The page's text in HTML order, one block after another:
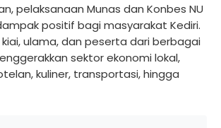
pelaksanaan Munas dan Konbes NU
positif bagi masyarakat Kediri.
ulama, dan peserta dari berbagai
sektor ekonomi lokal,
kuliner, transportasi, hingga